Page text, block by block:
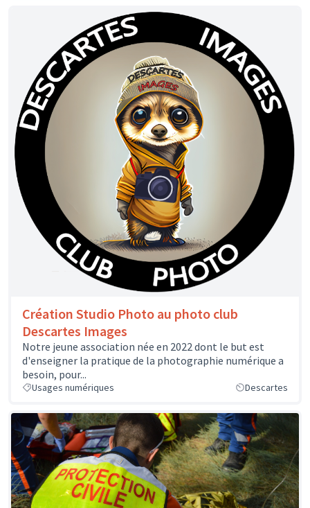
Création Studio Photo au photo club
Descartes Images
Notre jeune association née en 2022 dont le but est
d'enseigner la pratique de la photographie numérique a
besoin, pour...
Usages numériques Descartes